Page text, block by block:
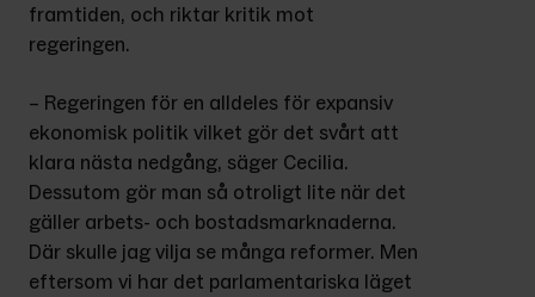
framtiden, och riktar kritik mot
regeringen.
– Regeringen för en alldeles för ex­pansiv
ekonomisk politik vilket gör det svårt att
klara nästa nedgång, säger Cecilia.
Dessutom gör man så otroligt lite när det
gäller arbets- och bostads­marknaderna.
Där skulle jag vilja se många reformer. Men
eftersom vi har det parlamentariska läget